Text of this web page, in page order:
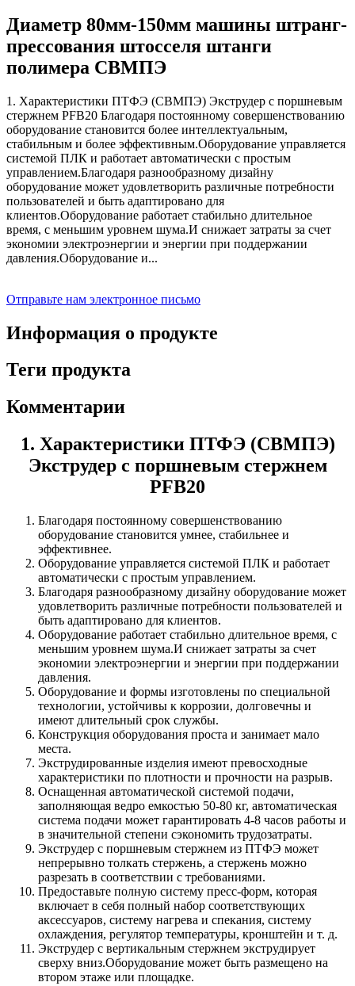
Диаметр 80мм-150мм машины штранг-
прессования штосселя штанги
полимера СВМПЭ
1. Характеристики ПТФЭ (СВМПЭ) Экструдер с поршневым
стержнем PFB20 Благодаря постоянному совершенствованию
оборудование становится более интеллектуальным,
стабильным и более эффективным.Оборудование управляется
системой ПЛК и работает автоматически с простым
управлением.Благодаря разнообразному дизайну
оборудование может удовлетворить различные потребности
пользователей и быть адаптировано для
клиентов.Оборудование работает стабильно длительное
время, с меньшим уровнем шума.И снижает затраты за счет
экономии электроэнергии и энергии при поддержании
давления.Оборудование и...
Отправьте нам электронное письмо
Информация о продукте
Теги продукта
Комментарии
1. Характеристики ПТФЭ (СВМПЭ)
Экструдер с поршневым стержнем
PFB20
Благодаря постоянному совершенствованию
оборудование становится умнее, стабильнее и
эффективнее.
Оборудование управляется системой ПЛК и работает
автоматически с простым управлением.
Благодаря разнообразному дизайну оборудование может
удовлетворить различные потребности пользователей и
быть адаптировано для клиентов.
Оборудование работает стабильно длительное время, с
меньшим уровнем шума.И снижает затраты за счет
экономии электроэнергии и энергии при поддержании
давления.
Оборудование и формы изготовлены по специальной
технологии, устойчивы к коррозии, долговечны и
имеют длительный срок службы.
Конструкция оборудования проста и занимает мало
места.
Экструдированные изделия имеют превосходные
характеристики по плотности и прочности на разрыв.
Оснащенная автоматической системой подачи,
заполняющая ведро емкостью 50-80 кг, автоматическая
система подачи может гарантировать 4-8 часов работы и
в значительной степени сэкономить трудозатраты.
Экструдер с поршневым стержнем из ПТФЭ может
непрерывно толкать стержень, а стержень можно
разрезать в соответствии с требованиями.
Предоставьте полную систему пресс-форм, которая
включает в себя полный набор соответствующих
аксессуаров, систему нагрева и спекания, систему
охлаждения, регулятор температуры, кронштейн и т. д.
Экструдер с вертикальным стержнем экструдирует
сверху вниз.Оборудование может быть размещено на
втором этаже или площадке.